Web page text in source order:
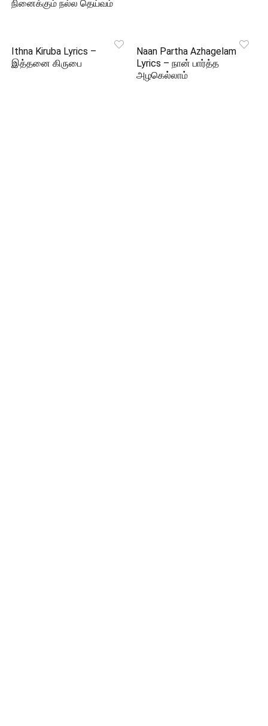
நினைக்கும் நல்ல தெய்வம்
Ithna Kiruba Lyrics –
இத்தனை கிருபை
Naan Partha Azhagelam
Lyrics – நான் பார்த்த
அழகெல்லாம்